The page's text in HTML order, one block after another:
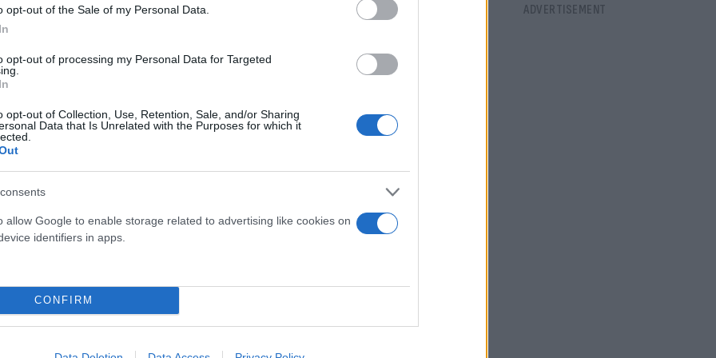
opt-out of the Sale of my Personal Data.
opt-out of processing my Personal Data for Targeted
opt-out of Collection, Use, Retention, Sale, and/or Sharing
Data that Is Unrelated with the Purposes for which it
allow Google to enable storage related to advertising like cookies on
identifiers in apps.
CONFIRM
«σταθερή για 30 χρόνια επί των καθαρών
εισέφερε στα κρατικά ταμεία «150 δισεκατομμύρια ευρώ».
φόρου στους δισεκατομμυριούχους, ο κ. Ζουκμάν
ομάδα κρατών διατεθειμένη να προχωρήσει μονομερως.
μεταρρυθμίσεων στο διεθνές φορολογικό σύστημα, το
για την επιτυχία της αυτόματης ανταλλαγής τραπεζικών
από νοικοκυριά σε φορολογικούς παραδείσους δεν
δέκα χρόνια αργότερα μόλις το 25% αυτών των
εταιρείες έχει «αποδυναμωθεί σε σημαντικό βαθμό», κατά